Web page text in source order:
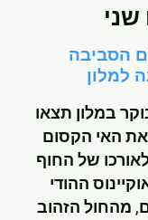
שני
הסביבה
למלון
במלון תצאו
את האי הקסום
של החוף
ההודי
מהחול הזהוב